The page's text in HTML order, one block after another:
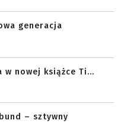
generacja
nowej książce Ti...
– sztywny